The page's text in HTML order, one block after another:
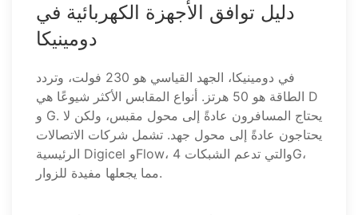
دليل توافق الأجهزة الكهربائية في
دومينيكا
في دومينيكا، الجهد القياسي هو 230 فولت، وتردد
الطاقة هو 50 هرتز. أنواع المقابس الأكثر شيوعًا هي D
و G. يحتاج المسافرون عادةً إلى محول مقبس، ولكن لا
يحتاجون عادةً إلى محول جهد. تشمل شركات الاتصالات
الرئيسية Digicel وFlow، والتي تدعم الشبكات 4G،
مما يجعلها مفيدة للزوار.